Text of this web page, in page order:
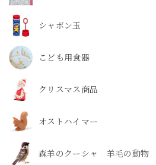
シャボン玉
こども用食器
クリスマス商品
オストハイマー
森羊のクーシャ 羊毛の動物